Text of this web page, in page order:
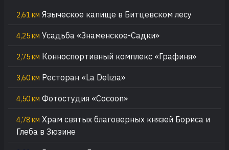
2,61 км Языческое капище в Битцевском лесу
4,25 км Усадьба «Знаменское-Садки»
2,75 км Конноспортивный комплекс «Графиня»
3,60 км Ресторан «La Delizia»
4,50 км Фотостудия «Cocoon»
4,78 км Храм святых благоверных князей Бориса и
Глеба в Зюзине